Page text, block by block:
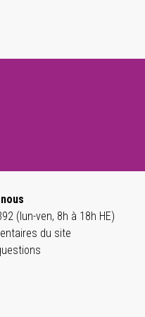
(lun-ven, 8h à 18h HE)
du site